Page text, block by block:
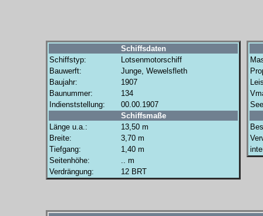
Schiffsdaten
Schiffstyp:
Lotsenmotorschiff
Bauwerft:
Junge, Wewelsfleth
Baujahr:
1907
Baunummer:
134
Indienststellung:
00.00.1907
Schiffsmaße
Länge u.a.:
13,50 m
Breite:
3,70 m
Tiefgang:
1,40 m
Seitenhöhe:
.. m
Verdrängung:
12 BRT